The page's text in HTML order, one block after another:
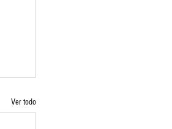
Ver todo